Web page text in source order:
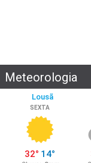
Meteorologia